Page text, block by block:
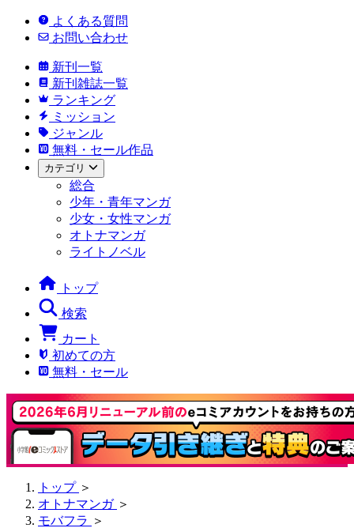
よくある質問
お問い合わせ
新刊一覧
新刊雑誌一覧
ランキング
ミッション
ジャンル
無料・セール作品
カテゴリ
総合
少年・青年マンガ
少女・女性マンガ
オトナマンガ
ライトノベル
トップ
検索
カート
初めての方
無料・セール
トップ ＞
オトナマンガ ＞
モバフラ ＞